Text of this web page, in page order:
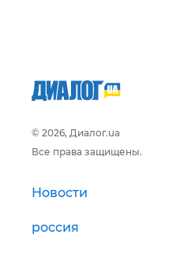
© 2026, Диалог.ua
Все права защищены.
Новости
россия